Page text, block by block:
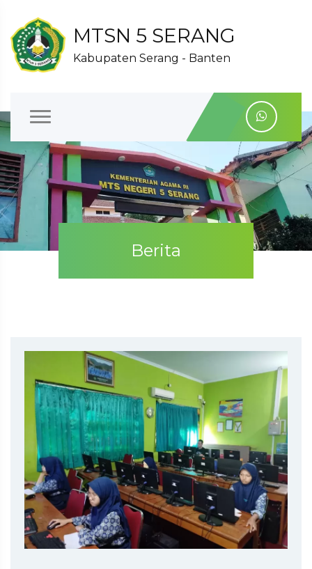
MTSN 5 SERANG
Kabupaten Serang - Banten
Berita